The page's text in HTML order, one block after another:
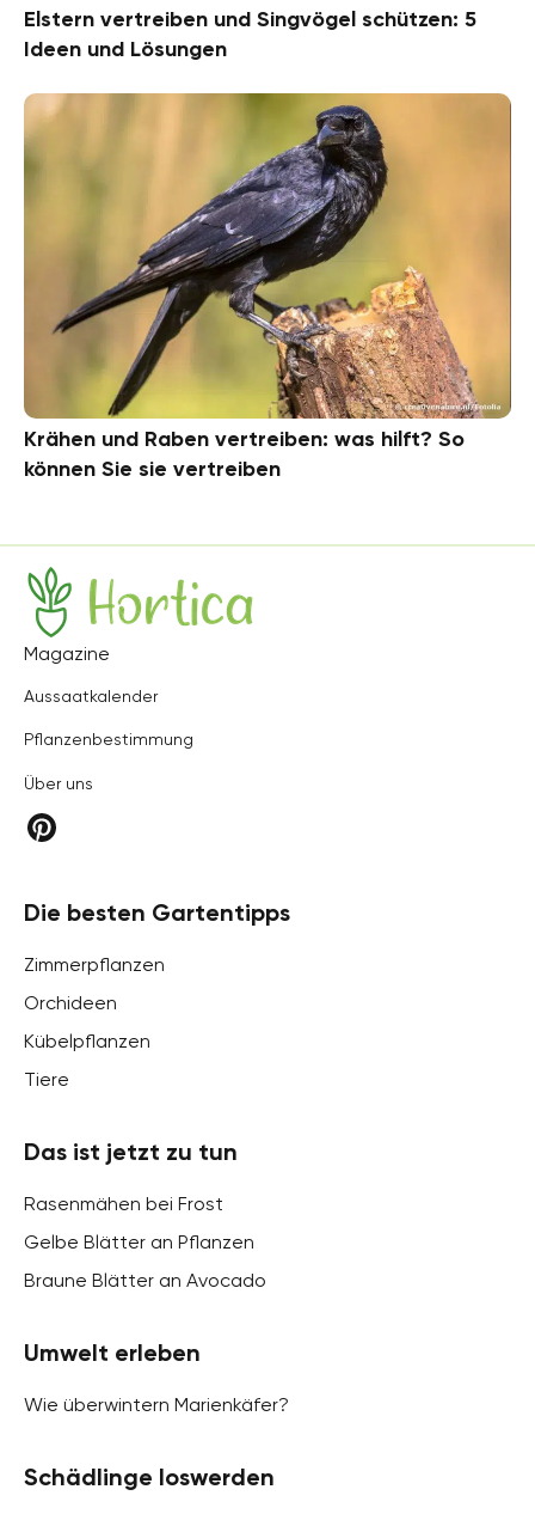
Elstern vertreiben und Singvögel schützen: 5
Ideen und Lösungen
Krähen und Raben vertreiben: was hilft? So
können Sie sie vertreiben
Hortica
Magazine
Aussaatkalender
Pflanzenbestimmung
Über uns
Die besten Gartentipps
Zimmerpflanzen
Orchideen
Kübelpflanzen
Tiere
Das ist jetzt zu tun
Rasenmähen bei Frost
Gelbe Blätter an Pflanzen
Braune Blätter an Avocado
Umwelt erleben
Wie überwintern Marienkäfer?
Schädlinge loswerden